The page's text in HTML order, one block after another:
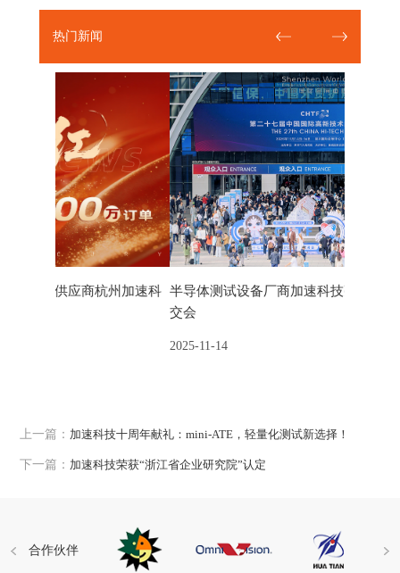
热门新闻
半导体测试设备厂商加速科技亮相第二十七届高
上一篇： 加速科技十周年献礼：mini-ATE，轻量化测试新选择！
下一篇： 加速科技荣获“浙江省企业研究院”认定
合作伙伴